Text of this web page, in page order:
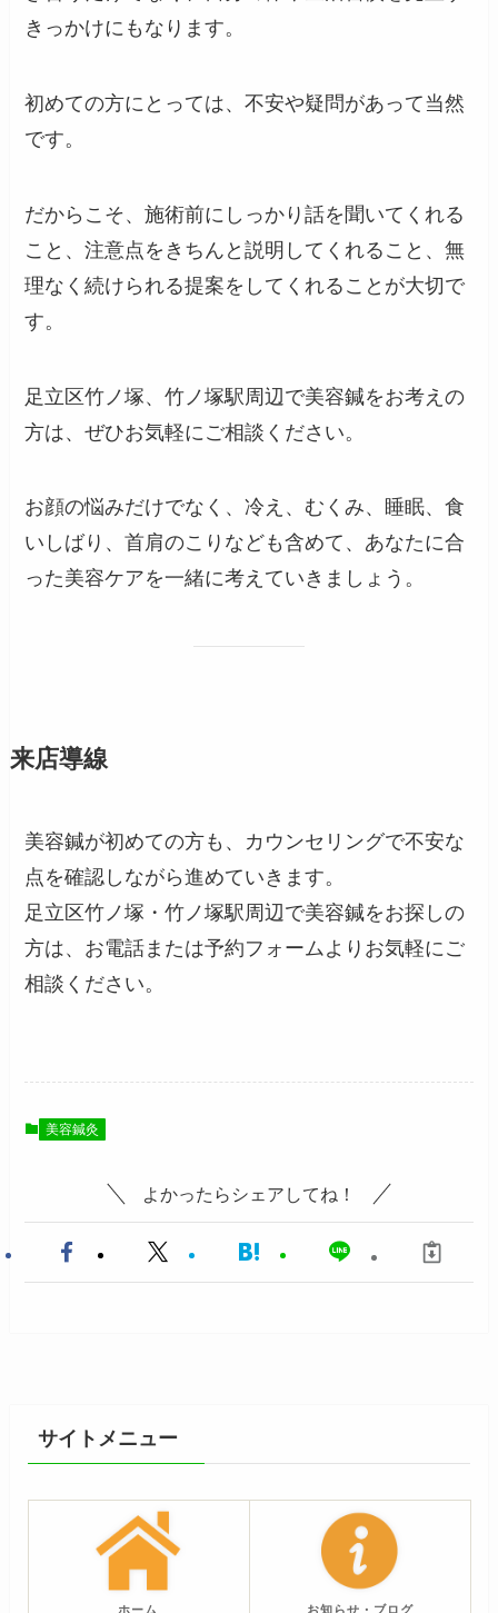
きっかけにもなります。
初めての方にとっては、不安や疑問があって当然
です。
だからこそ、施術前にしっかり話を聞いてくれる
こと、注意点をきちんと説明してくれること、無
理なく続けられる提案をしてくれることが大切で
す。
足立区竹ノ塚、竹ノ塚駅周辺で美容鍼をお考えの
方は、ぜひお気軽にご相談ください。
お顔の悩みだけでなく、冷え、むくみ、睡眠、食
いしばり、首肩のこりなども含めて、あなたに合
った美容ケアを一緒に考えていきましょう。
来店導線
美容鍼が初めての方も、カウンセリングで不安な
点を確認しながら進めていきます。
足立区竹ノ塚・竹ノ塚駅周辺で美容鍼をお探しの
方は、お電話または予約フォームよりお気軽にご
相談ください。
美容鍼灸
よかったらシェアしてね！
サイトメニュー
ホーム お知らせ・ブログ